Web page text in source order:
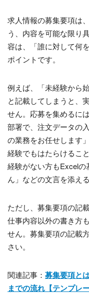
求人情報の募集要項は
う、内容を可能な限り
容は、「誰に対して何
ポイントです。
例えば、「未経験から
と記載してしまうと、
せん。応募を集めるに
部署で、注文データの
の業務をお任せします
経験でもはたらけるこ
経験がない方もExcel
ん」などの文言を添え
ただし、募集要項の記
仕事内容以外の書き方
せん。募集要項の記載
さい。
関連記事： 募集要項と
までの流れ【テンプレ